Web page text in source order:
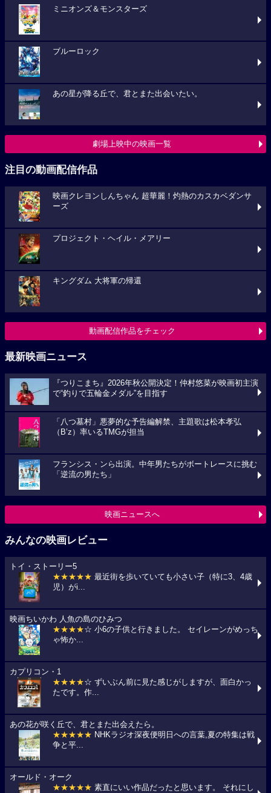
ミニオンズ＆モンスターズ
ブルーロック
あの星が降る丘で、君とまた出会いたい。
劇場上映中の映画一覧
注目の動画配信作品
映画クレヨンしんちゃん 超華麗！灼熱のカスカベダンサ
ーズ
プロジェクト・ヘイル・メアリー
キングダム 大将軍の帰還
動画配信作品をチェック
最新映画ニュース
『つりこまち』2026年秋公開決定！仲村悠菜が映画初主演
で“釣りで五輪金メダル”を目指す
「八つ墓村」悪夢的な予告編解禁、主題歌は松本孝弘
（B’z）率いるTMGが担当
フランシス・ンら出演。中年男たちがボートレースに挑む
「逆流の男たち」
映画ニュースへ
みんなの映画レビュー
トイ・ストーリー5
★★★★★ 最近街を歩いていても小さい子（特に3、4歳
児）がi...
映画ちいかわ 人魚の島のひみつ
★★★★☆ 小6の子供と行きました。 セイレーンがめっち
ゃ怖か...
カプリコン・1
★★★★☆ ずいぶん前に見た感じがしますが、面白かっ
たです。作...
あの花が咲く丘で、君とまた出会えたら。
★★★★★ NHKラジオ深夜便明日への言葉,夏の特集は戦
争と平...
オールド・オーク
★★★★★ 素直にいい作品だったと思います。 それにし